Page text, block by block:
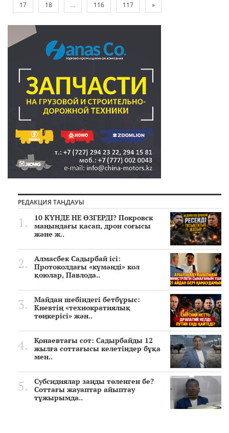
17
18 ... 116 117 »
РЕДАКЦИЯ ТАҢДАУЫ
10 КҮНДЕ НЕ ӨЗГЕРДІ? Покровск
маңындағы қасап, дрон соғысы
және ж..
Алмасбек Садырбай ісі:
Протоколдағы «күмәнді» кол
қоюлар, Павлода..
Майдан шебіндегі бетбұрыс:
Киевтің «технократиялық
төңкерісі» жән..
Қонаевтағы сот: Садырбайды 12
жылға соттағысы келетіндер бұқа
мен..
Субсидиялар заңды төленген бе?
Соттағы жауаптар айыптау
тұжырымда..